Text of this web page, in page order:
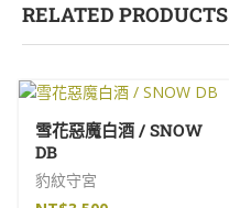
RELATED PRODUCTS
雪花惡魔白酒 / SNOW
DB
豹紋守宮